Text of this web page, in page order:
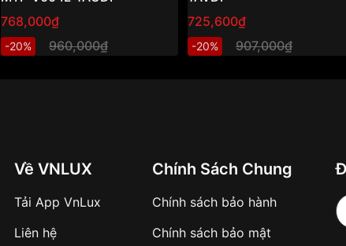
768,000₫
-20% 960,000₫
725,600₫
-20% 907,000₫
Về VNLUX
Tải App VnLux
Liên hệ
Chính Sách Chung
Chính sách bảo hành
Chính sách bảo mật